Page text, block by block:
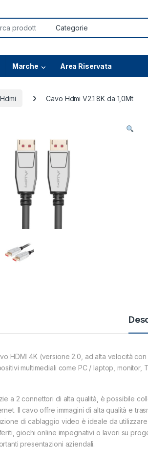
Marche Area Riservata
Cavo Hdmi V2.1 8K da 1,0Mt
HDMI 4K (versione 2.0, ad alta velocità
multimediali come PC / laptop,
a 2 connettori di alta qualità, è possibile
Il cavo offre immagini di alta qualità e
di cablaggio video è ideale da
giochi online impegnativi o lavori su
presentazioni aziendali.